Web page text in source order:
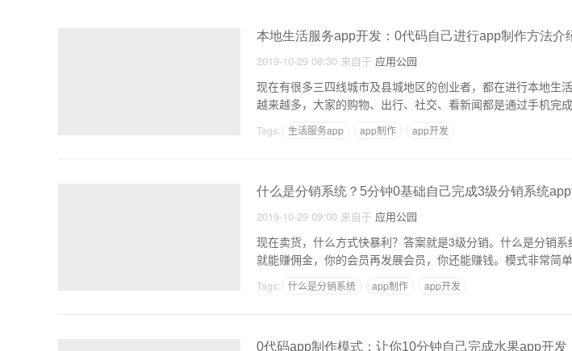
本地生活服务app开发：0代码自己进行app制作方法介
2019-10-29 08:30 来自于 应用公园
现在有很多三四线城市及县城地区的创业者，都在进行本地生
越来越多，大家的购物、出行、社交、看新闻都是通过手机完
Tags: 生活服务app app制作 app开发
什么是分销系统？5分钟0基础自己完成3级分销系统
2019-10-29 09:00 来自于 应用公园
现在卖货，什么方式快暴利？答案就是3级分销。什么是分销
就能赚佣金，你的会员再发展会员，你还能赚钱。模式非常简
Tags: 什么是分销系统 app制作 app开发
0代码app制作模式：让你10分钟自己完成水果app开发